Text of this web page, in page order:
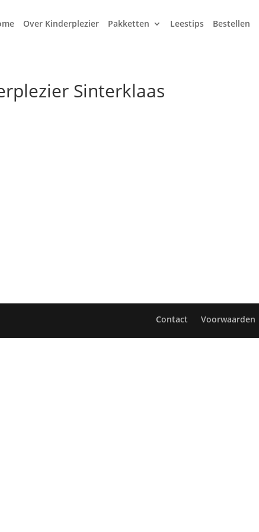
Over Kinderplezier Pakketten Leestips Bestellen
Sinterklaas
Contact Voorwaarden